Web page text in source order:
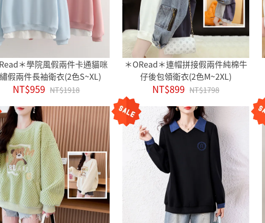
＊學院風假兩件卡通貓咪
假兩件長袖衛衣(2色S~XL)
NT$959 NT$1918
＊ORead＊連帽拼接假兩件純棉牛
仔後包領衛衣(2色M~2XL)
NT$899 NT$1798